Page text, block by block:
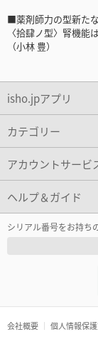
■薬剤師力の型新た
〈拾肆ノ型〉腎機能
（小林 豊）
isho.jpアプリ
カテゴリー
アカウントサービ
ヘルプ＆ガイド
シリアル番号をお持ち
会社概要 個人情報保